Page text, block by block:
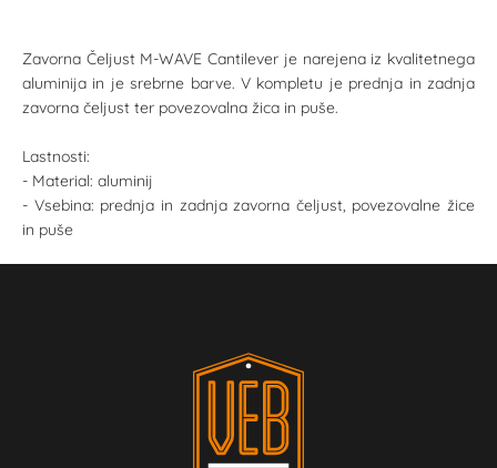
Zavorna Čeljust M-WAVE Cantilever je narejena iz kvalitetnega
aluminija in je srebrne barve. V kompletu je prednja in zadnja
zavorna čeljust ter povezovalna žica in puše.
Lastnosti:
- Material: aluminij
- Vsebina: prednja in zadnja zavorna čeljust, povezovalne žice
in puše